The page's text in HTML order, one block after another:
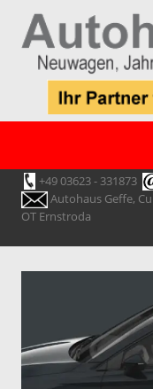
+49 03623 - 331873
Autohaus Geffe,
OT Ernstroda